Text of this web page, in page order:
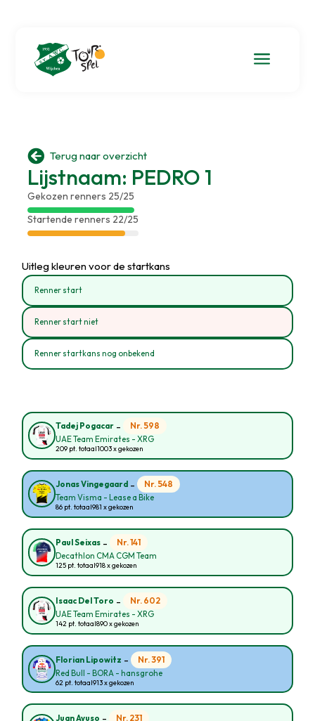
a
 Terug naar overzicht
Lijstnaam: PEDRO 1
Gekozen renners 25/25
Startende renners 22/25
Uitleg kleuren voor de startkans
Renner start
Renner start niet
Renner startkans nog onbekend
Tadej Pogacar - Nr. 598
UAE Team Emirates - XRG
209 pt. totaal1003 x gekozen
Jonas Vingegaard - Nr. 548
Team Visma - Lease a Bike
86 pt. totaal981 x gekozen
Paul Seixas - Nr. 141
Decathlon CMA CGM Team
125 pt. totaal918 x gekozen
Isaac Del Toro - Nr. 602
UAE Team Emirates - XRG
142 pt. totaal890 x gekozen
Florian Lipowitz - Nr. 391
Red Bull - BORA - hansgrohe
62 pt. totaal913 x gekozen
Juan Ayuso - Nr. 231